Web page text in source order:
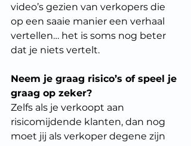
video’s gezien van verkopers die
op een saaie manier een verhaal
vertellen… het is soms nog beter
dat je niets vertelt.
Neem je graag risico’s of speel je
graag op zeker?
Zelfs als je verkoopt aan
risicomijdende klanten, dan nog
moet jij als verkoper degene zijn